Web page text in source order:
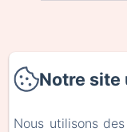
Notre site
Nous utilisons